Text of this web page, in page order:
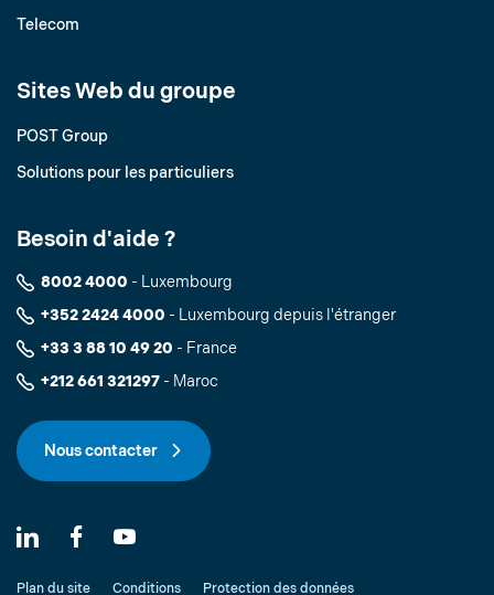
Telecom
Sites Web du groupe
POST Group
Solutions pour les particuliers
Besoin d'aide ?
8002 4000 - Luxembourg
+352 2424 4000 - Luxembourg depuis l'étranger
+33 3 88 10 49 20 - France
+212 661 321297 - Maroc
Nous contacter
Plan du site Conditions Protection des données